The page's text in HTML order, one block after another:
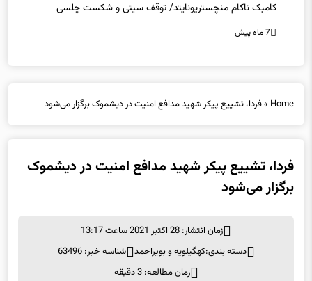
کامبک ناکام منچستریونایتد/ توقف سیتی و شکست چلسی
7 ماه پیش
Home
»فردا، تشییع پیکر شهید مدافع امنیت در دیشموک برگزار می‌شود
فردا، تشییع پیکر شهید مدافع امنیت در دیشموک
برگزار می‌شود
زمان انتشار: 28 اکتبر 2021 ساعت 13:17
دسته بندی:کهگیلویه و بویراحمد
شناسه خبر: 63496
زمان مطالعه: 3 دقیقه